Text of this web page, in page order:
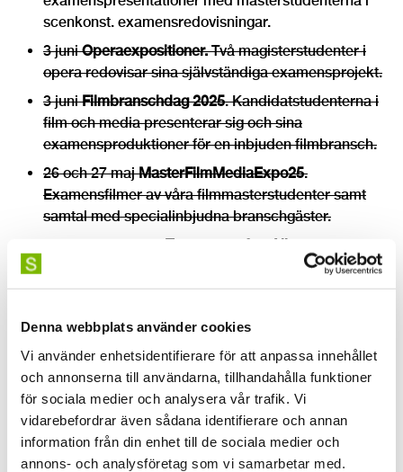
Denna webbplats använder cookies
Vi använder enhetsidentifierare för att anpassa innehållet
och annonserna till användarna, tillhandahålla funktioner
för sociala medier och analysera vår trafik. Vi
vidarebefordrar även sådana identifierare och annan
information från din enhet till de sociala medier och
annons- och analysföretag som vi samarbetar med.
scenkonst. examensredovisningar.
3 juniOperaexpositioner.Två magisterstudenter i
opera redovisar sina självständiga examensprojekt.
3 juniFilmbranschdag 2025. Kandidatstudenterna i
film och media presenterar sig och sina
examensproduktioner för en inbjuden filmbransch.
26 och 27 majMasterFilmMediaExpo25.
Examensfilmer av våra filmmasterstudenter samt
samtal med specialinbjudna branschgäster.
Tomorrow, after All
samskapande platsverk av koreografen Shannon
Cooney med studenterna som snart tar examen från
Spelar nu och till och med 3 juni.
Examensföreställning i skådespeleri. En pjäs av
Alexander Mørk-Eidem, i regi av Martin
Rosengardten och med scenografi och kostym av
Sven Dahlberg.